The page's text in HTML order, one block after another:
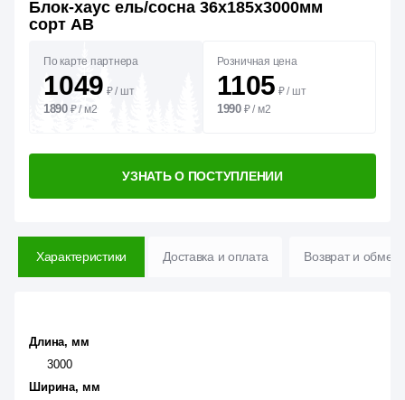
Блок-хаус ель/сосна 36х185х3000мм
сорт АВ
По карте партнера
1049 ₽/ шт
1890 ₽/ м2
Розничная цена
1105 ₽/ шт
1990 ₽/ м2
УЗНАТЬ О ПОСТУПЛЕНИИ
Характеристики Доставка и оплата Возврат и обмен
Длина, мм
3000
Ширина, мм